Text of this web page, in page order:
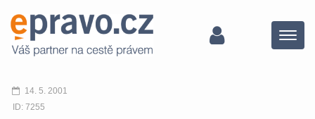
Menu
14. 5. 2001
ID: 7255